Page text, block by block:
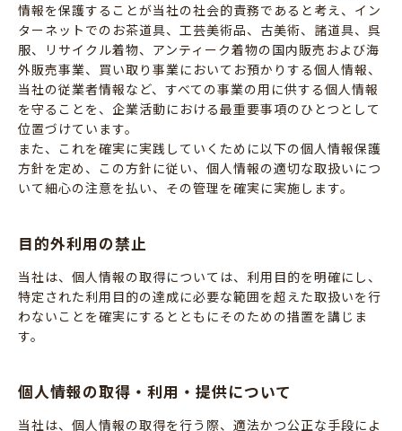
情報を保護することが当社の社会的責務であると考え、イン
ターネットでのお茶道具、工芸美術品、古美術、諸道具、呉
服、リサイクル着物、アンティーク着物の国内販売および海
外販売事業、買い取り事業においてお預かりする個人情報、
当社の従業者情報など、すべての事業の用に供する個人情報
を守ることを、企業活動における最重要事項のひとつとして
位置づけています。
また、これを確実に実践していくために以下の個人情報保護
方針を定め、この方針に従い、個人情報の適切な取扱いにつ
いて細心の注意を払い、その管理を確実に実施します。
目的外利用の禁止
当社は、個人情報の取得については、利用目的を明確にし、
特定された利用目的の達成に必要な範囲を超えた取扱いを行
わないことを確実にするとともにそのための措置を講じま
す。
個人情報の取得・利用・提供について
当社は、個人情報の取得を行う際、適法かつ公正な手段によ